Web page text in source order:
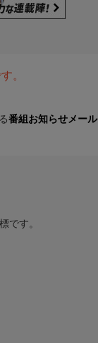
。
番組お知らせメール
です。